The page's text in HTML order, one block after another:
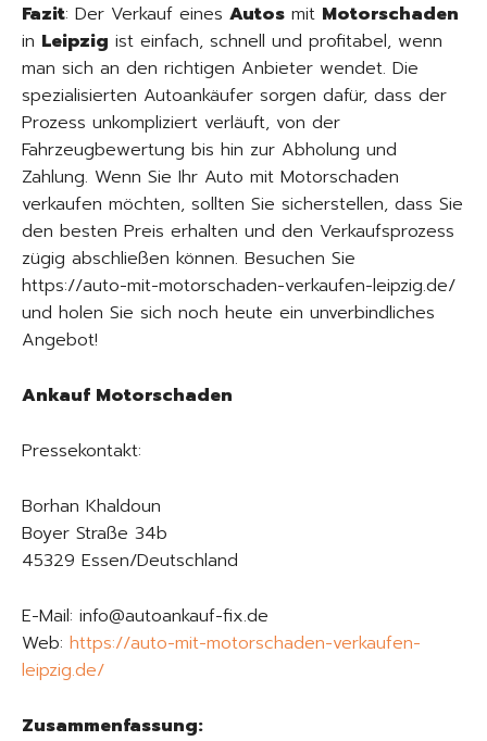
Fazit: Der Verkauf eines Autos mit Motorschaden
in Leipzig ist einfach, schnell und profitabel, wenn
man sich an den richtigen Anbieter wendet. Die
spezialisierten Autoankäufer sorgen dafür, dass der
Prozess unkompliziert verläuft, von der
Fahrzeugbewertung bis hin zur Abholung und
Zahlung. Wenn Sie Ihr Auto mit Motorschaden
verkaufen möchten, sollten Sie sicherstellen, dass Sie
den besten Preis erhalten und den Verkaufsprozess
zügig abschließen können. Besuchen Sie
https://auto-mit-motorschaden-verkaufen-leipzig.de/
und holen Sie sich noch heute ein unverbindliches
Angebot!
Ankauf Motorschaden
Pressekontakt:
Borhan Khaldoun
Boyer Straße 34b
45329 Essen/Deutschland
E-Mail: info@autoankauf-fix.de
Web: https://auto-mit-motorschaden-verkaufen-
leipzig.de/
Zusammenfassung: